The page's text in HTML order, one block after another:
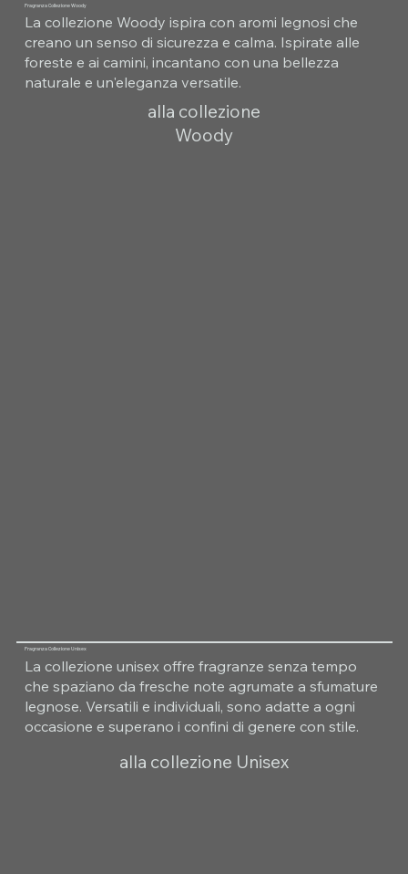
Fragranza Collezione Woody
La collezione Woody ispira con aromi legnosi che
creano un senso di sicurezza e calma. Ispirate alle
foreste e ai camini, incantano con una bellezza
naturale e un'eleganza versatile.
alla collezione
Woody
Fragranza Collezione Unisex
La collezione unisex offre fragranze senza tempo
che spaziano da fresche note agrumate a sfumature
legnose. Versatili e individuali, sono adatte a ogni
occasione e superano i confini di genere con stile.
alla collezione Unisex